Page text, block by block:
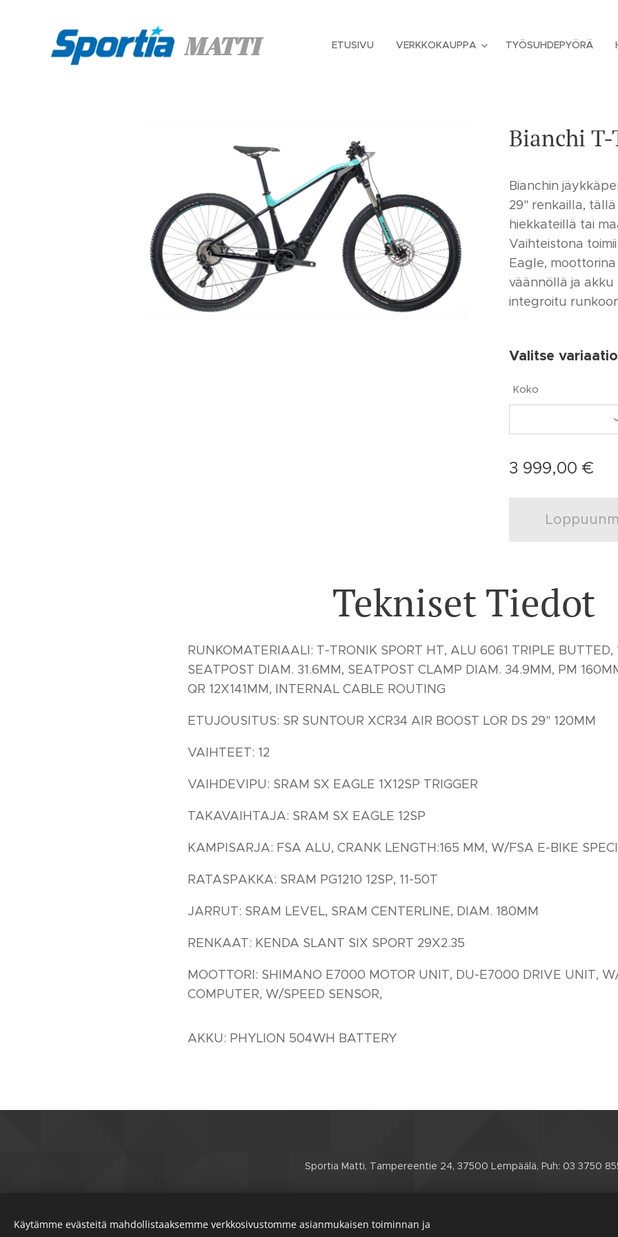
MATTI ETUSIVU VERKKOKAUPPA TYÖSUHDEPYÖRÄ
Bianchi
Bianchin
29" renkailla,
hiekkateillä tai
Vaihteistona
Eagle,
väännöllä ja akku
integroitu
Valitse
Koko
3 999,00 €
Tekniset Tiedot
RUNKOMATERIAALI: T-TRONIK SPORT HT, ALU 6061 TRIPLE BUTTED,
SEATPOST DIAM. 31.6MM, SEATPOST CLAMP DIAM. 34.9MM, PM
QR 12X141MM, INTERNAL CABLE ROUTING
ETUJOUSITUS: SR SUNTOUR XCR34 AIR BOOST LOR DS 29" 120MM
VAIHTEET: 12
VAIHDEVIPU: SRAM SX EAGLE 1X12SP TRIGGER
TAKAVAIHTAJA: SRAM SX EAGLE 12SP
KAMPISARJA: FSA ALU, CRANK LENGTH:165 MM, W/FSA E-BIKE
RATASPAKKA: SRAM PG1210 12SP, 11-50T
JARRUT: SRAM LEVEL, SRAM CENTERLINE, DIAM. 180MM
RENKAAT: KENDA SLANT SIX SPORT 29X2.35
MOOTTORI: SHIMANO E7000 MOTOR UNIT, DU-E7000 DRIVE UNIT,
COMPUTER, W/SPEED SENSOR,
AKKU: PHYLION 504WH BATTERY
Sportia Matti, Tampereentie 24, 37500 Lempäälä, Puh: 03 3750
Käytämme evästeitä mahdollistaaksemme verkkosivustomme asianmukaisen toiminnan ja